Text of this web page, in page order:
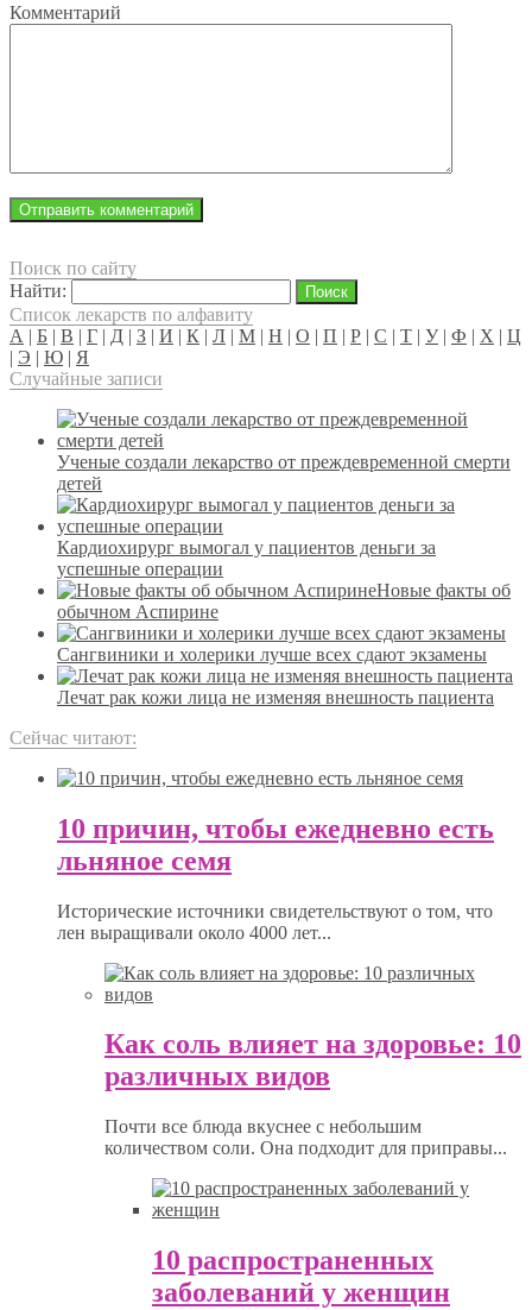
Комментарий
Поиск по сайту
Найти:
Список лекарств по алфавиту
А | Б | В | Г | Д | З | И | К | Л | М | Н | О | П | Р | С | Т | У| Ф | Х | Ц
| Э | Ю | Я
Случайные записи
Ученые создали лекарство от преждевременной смерти
детей
Кардиохирург вымогал у пациентов деньги за
успешные операции
Новые факты об
обычном Аспирине
Сангвиники и холерики лучше всех сдают экзамены
Лечат рак кожи лица не изменяя внешность пациента
Сейчас читают:
10 причин, чтобы ежедневно есть
льняное семя
Исторические источники свидетельствуют о том, что
лен выращивали около 4000 лет...
Как соль влияет на здоровье: 10
различных видов
Почти все блюда вкуснее с небольшим
количеством соли. Она подходит для приправы...
10 распространенных
заболеваний у женщин